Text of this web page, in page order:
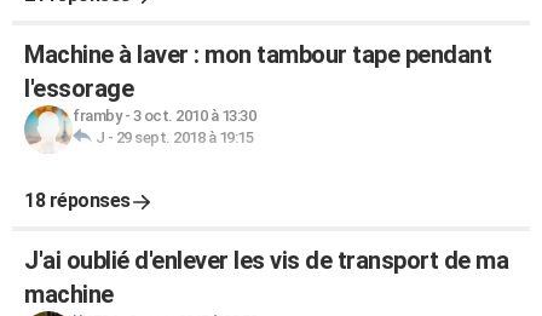
Machine à laver : mon tambour tape pendant
l'essorage
framby- 3 oct. 2010 à 13:30
J - 29 sept. 2018 à 19:15
18 réponses
J'ai oublié d'enlever les vis de transport de ma
machine